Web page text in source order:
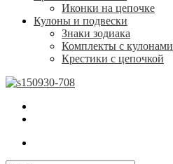
Иконки на цепочке
Кулоны и подвески
Знаки зодиака
Комплекты с кулонами
Крестики с цепочкой